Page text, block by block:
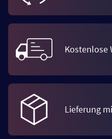
Kostenlose
Lieferung